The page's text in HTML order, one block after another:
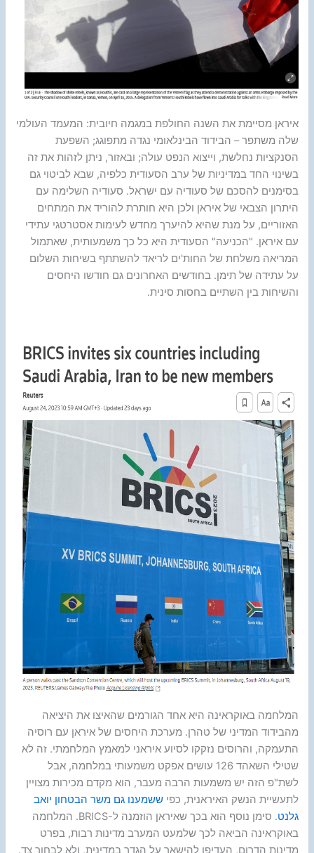
איראן מסיימת את השנה החולפת במגמה חיובית: המעמד העולמי
שלה משתפר – הבידוד הבינלאומי נגדה מתפוגג; השפעת
הסנקציות נחלשת, וייצוא הנפט עולה; ובאזור, ניתן לזהות את זה
בשינוי החד במדיניות של ערב הסעודית כלפיה, שבא לביטוי גם
בסימנים להסכם של סעודיה עם ישראל. סעודיה השלימה עם
היתרון הצבאי של איראן ולכן היא חותרת להוריד את המתחים
האזוריים, על מנת שהיא להיערך מחדש לעימות אסטרטגי עתידי
עם איראן. "הכניעה" הסעודית היא כל כך משמעותית, שאתמול
המריאה משלחת של החות'ים לריאד להשתתף בשיחות השלום
על עתידה של תימן. בחודשים האחרונים גם חודשו היחסים
והשיחות בין השתיים בחסות סינית.
המלחמה באוקראינה היא אחד הגורמים שהאיצו את היציאה
מהבידוד המדיני של טהרן. מערכת היחסים של איראן עם רוסיה
התעמקה, והרוסים נזקקו לסיוע איראני למאמץ המלחמתי. זה לא
שטילי השאהד 126 עושים אפקט משמעותי במלחמה, אבל
לשת"פ הזה יש משמעות הרבה מעבר, הוא מקדם מכירות מצויין
לתעשיית הנשק האיראנית, כפיששמענו גם משר הבטחון יואב
גלנט
. סימן נוסף הוא בכך שאיראן הוזמנה ל-BRICS. המלחמה
באוקראינה הביאה לכך שלמעט המערב מדינות רבות, בפרט
מדינות הדרום, העדיפו להישאר על הגדר במדינית, ולא לבחור צד.